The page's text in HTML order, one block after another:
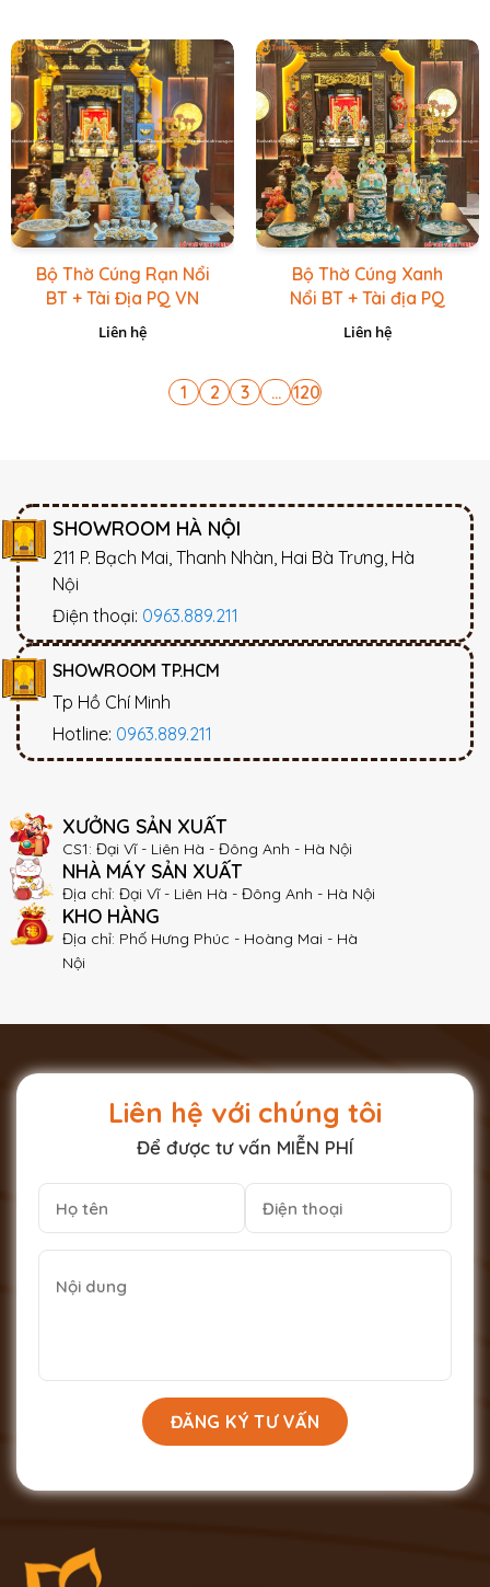
Bộ Thờ Cúng Rạn Nổi
BT + Tài Địa PQ VN
Vàng Caro
Liên hệ
Bộ Thờ Cúng Xanh
Nổi BT + Tài địa PQ
VN Xanh Lục
Liên hệ
1 2 3 ... 120
SHOWROOM HÀ NỘI
211 P. Bạch Mai, Thanh Nhàn, Hai Bà Trưng, Hà
Nội
Điện thoại: 0963.889.211
SHOWROOM TP.HCM
Tp Hồ Chí Minh
Hotline: 0963.889.211
XƯỞNG SẢN XUẤT
CS1: Đại Vĩ - Liên Hà - Đông Anh - Hà Nội
NHÀ MÁY SẢN XUẤT
Địa chỉ: Đại Vĩ - Liên Hà - Đông Anh - Hà Nội
KHO HÀNG
Địa chỉ: Phố Hưng Phúc - Hoàng Mai - Hà
Nội
Liên hệ với chúng tôi
Để được tư vấn MIỄN PHÍ